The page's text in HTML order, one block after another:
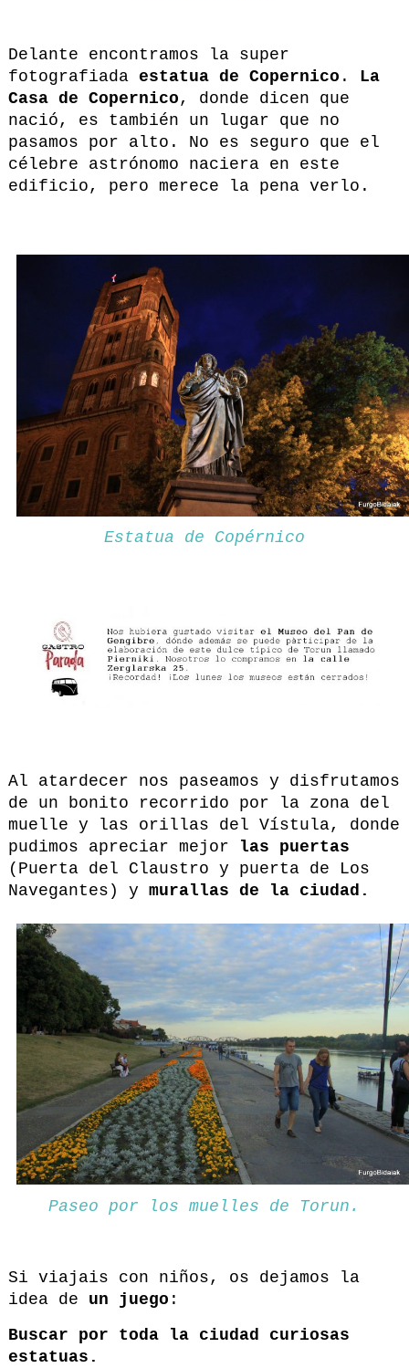
Delante encontramos la super
fotografiada estatua de Copernico . La
Casa de Copernico, donde dicen que
nació, es también un lugar que no
pasamos por alto. No es seguro que el
célebre astrónomo naciera en este
edificio, pero merece la pena verlo.
Estatua de Copérnico
Al atardecer nos paseamos y disfrutamos
de un bonito recorrido por la zona del
muelle y las orillas del Vístula, donde
pudimos apreciar mejor
las puertas
(Puerta del Claustro y puerta de Los
Navegantes) y murallas de la ciudad.
Paseo por los muelles de Torun.
Si viajais con niños, os dejamos la
idea de un juego :
Buscar por toda la ciudad curiosas
estatuas.